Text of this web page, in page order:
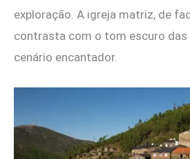
exploração. A igreja matriz, de
contrasta com o tom escuro das
cenário encantador.